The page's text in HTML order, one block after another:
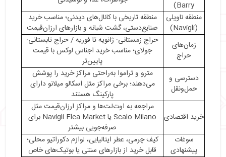
Barry)
منطقه ناویلی
(Navigli)
منطقه تاریخی با کانال‌های دیدنی؛ مناسب خرید
صنایع‌دستی، گشت شبانه و بازارهای ارزان‌قیمت
زمان‌های
حراج
حراج زمستانی: ژانویه تا فوریه / حراج تابستانی:
جولای؛ مناسب خرید اجناس لوکس با قیمت
پایین‌تر
دسترسی و
حمل‌ونقل
مترو و تراموا به‌راحتی مراکز خرید را پوشش
می‌دهند؛ برخی مراکز مثل اسکالو میلانو دارای
پارکینگ هستند
خرید اقتصادی
مراجعه به اوت‌لت‌ها و مراکز ارزان‌قیمت مثل
Scalo Milano یا Navigli Flea Market برای
صرفه‌جویی بیشتر
سوغات
پیشنهادی
کیف چرمی، عطر ایتالیایی، لوازم دکوراتیو محلی؛
قابل خرید از بازارهای سنتی یا بوتیک‌های خاص